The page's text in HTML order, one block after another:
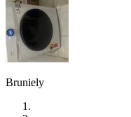
Bruniely